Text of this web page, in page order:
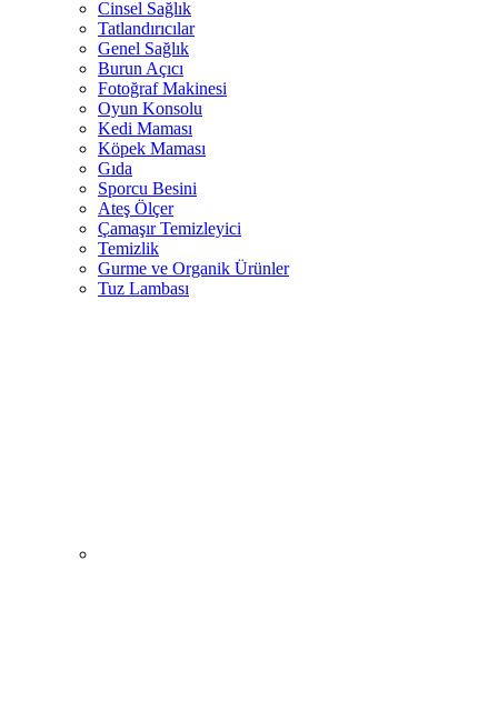
Cinsel Sağlık
Tatlandırıcılar
Genel Sağlık
Burun Açıcı
Fotoğraf Makinesi
Oyun Konsolu
Kedi Maması
Köpek Maması
Gıda
Sporcu Besini
Ateş Ölçer
Çamaşır Temizleyici
Temizlik
Gurme ve Organik Ürünler
Tuz Lambası